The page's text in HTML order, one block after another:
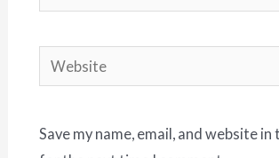
Website
Save my name, email, and website